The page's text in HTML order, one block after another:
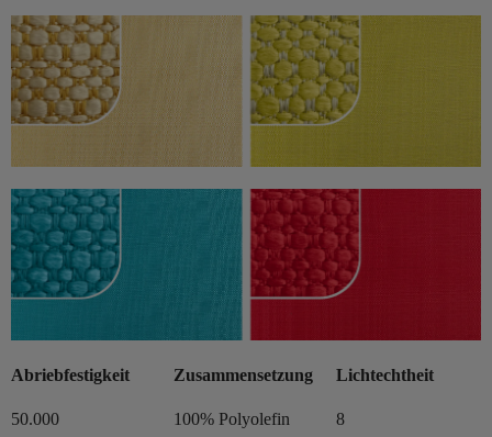
Abriebfestigkeit
50.000
Zusammensetzung
100% Polyolefin
Lichtechtheit
8